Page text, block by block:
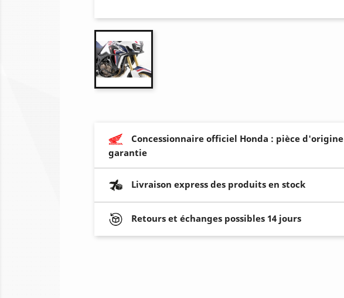
Concessionnaire officiel Honda : pièce d'origine
garantie
Livraison express des produits en stock
Retours et échanges possibles 14 jours